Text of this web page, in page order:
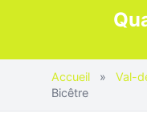
Accueil » Val-
Bicêtre